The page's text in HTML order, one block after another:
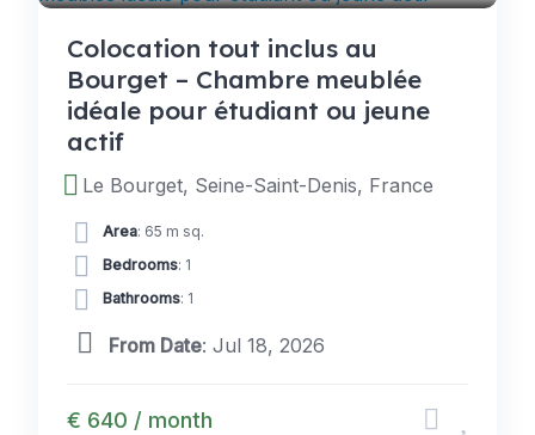
Colocation tout inclus au
Bourget – Chambre meublée
idéale pour étudiant ou jeune
actif
Le Bourget, Seine-Saint-Denis, France
Area: 65 m sq.
Bedrooms: 1
Bathrooms: 1
From Date: Jul 18, 2026
€ 640 / month